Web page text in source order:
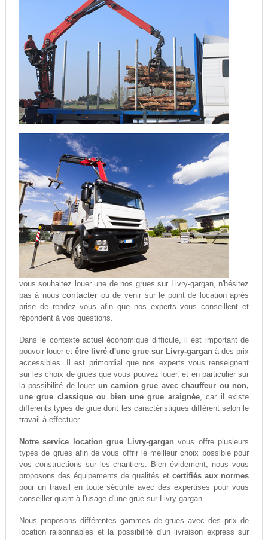
vous souhaitez louer une de nos grues sur Livry-gargan, n'hésitez
pas à nouscontacter ou de venir sur le point de location après
prise de rendez vous afin que nos experts vous conseillent et
répondent à vos questions.
Dans le contexte actuel économique difficule, il est important de
pouvoir louer et être livré d'une grue sur Livry-gargan à des prix
accessibles. Il est primordial que nos experts vous renseignent
sur les choix de grues que vous pouvez louer, et en particulier sur
la possibilité de louer un camion grue avec chauffeur ou non,
une grue classique ou bien une grue araignée, car il existe
différents types de grue dont les caractéristiques différent selon le
travail à effectuer.
Notre service location grue Livry-gargan vous offre plusieurs
types de grues afin de vous offrir le meilleur choix possible pour
vos constructions sur les chantiers. Bien évidement, nous vous
proposons des équipements de qualités et certifiés aux normes
pour un travail en toute sécurité avec des expertises pour vous
conseiller quant à l'usage d'une grue sur Livry-gargan.
Nous proposons différentes gammes de grues avec des prix de
location raisonnables et la possibilité d'un livraison express sur